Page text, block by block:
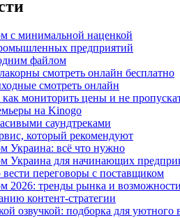
с минимальной наценкой
предприятий
файлом
смотреть онлайн бесплатно
смотреть онлайн
мониторить цены и не
на Kinogo
саундтреками
который рекомендуют
Украина: всё что нужно
Украина для начинающих
переговоры с поставщиком
2026: тренды рынка и возможности
контент-стратегии
озвучкой: подборка для уютного